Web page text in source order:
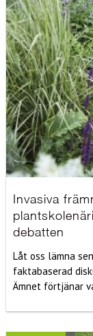
Invasiva
debatten
Låt oss lämna
faktabaserad
Ämnet förtjänar